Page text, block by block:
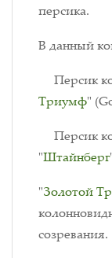
персика.
В данный
Персик
Триумф"
Персик
"Штайнберг
"Золотой
созревания.